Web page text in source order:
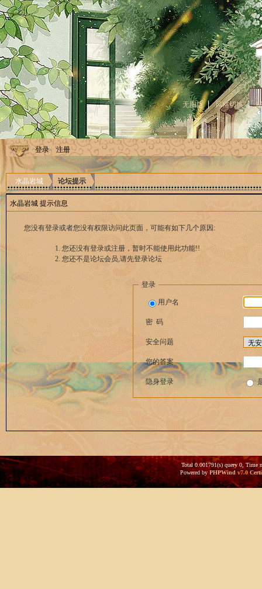
无图版 风格切换
登录 注册
水晶岩城 论坛提示
水晶岩城 提示信息
您没有登录或者您没有权限访问此页面，可能有如下几个原因:
您还没有登录或注册，暂时不能使用此功能!!
您还不是论坛会员,请先登录论坛
登录
用户名
密 码
安全问题
您的答案
隐身登录
Total 0.001791(s) query 0, Time
Powered byPHPWind v7.0